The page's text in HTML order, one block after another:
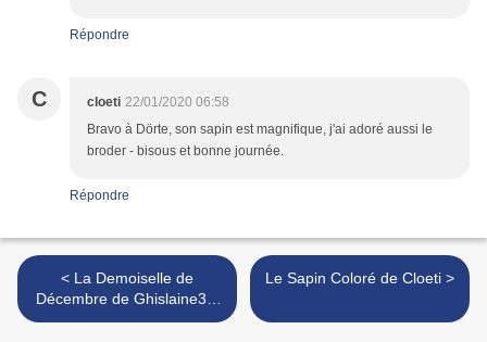
Répondre
C cloeti 22/01/2020 06:58
Bravo à Dörte, son sapin est magnifique, j'ai adoré aussi le
broder - bisous et bonne journée.
Répondre
< La Demoiselle de
Décembre de Ghislaine37,
16e inscrite
Le Sapin Coloré de Cloeti >